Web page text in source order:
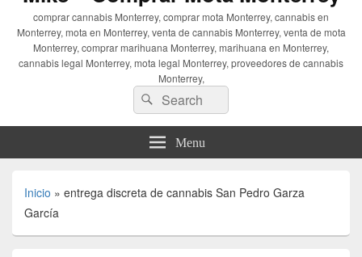
comprar cannabis Monterrey, comprar mota Monterrey, cannabis en
Monterrey, mota en Monterrey, venta de cannabis Monterrey, venta de mota
Monterrey, comprar marihuana Monterrey, marihuana en Monterrey,
cannabis legal Monterrey, mota legal Monterrey, proveedores de cannabis
Monterrey,
Search
for:
Search
Menu
Inicio » entrega discreta de cannabis San Pedro Garza
García